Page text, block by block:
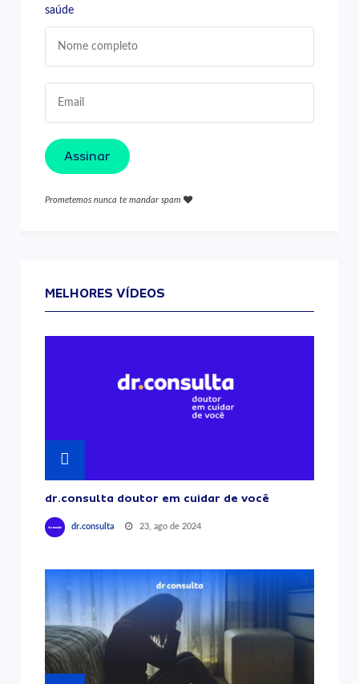
saúde
Assinar
Prometemos nunca te mandar spam
MELHORES VÍDEOS
dr.consulta doutor em cuidar de você
dr.consulta 23, ago de 2024